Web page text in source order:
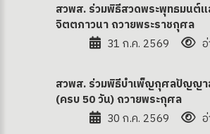
สวพส. ร่วมพิธีสวดพระพุทธมนต์แ
จิตตภาวนา ถวายพระราชกุศล
31 ก.ค. 2569
สวพส. ร่วมพิธีบำเพ็ญกุศลปัญญา
(ครบ 50 วัน) ถวายพระกุศล
30 ก.ค. 2569